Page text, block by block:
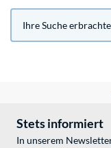
Ihre Suche
Stets informiert
In unserem